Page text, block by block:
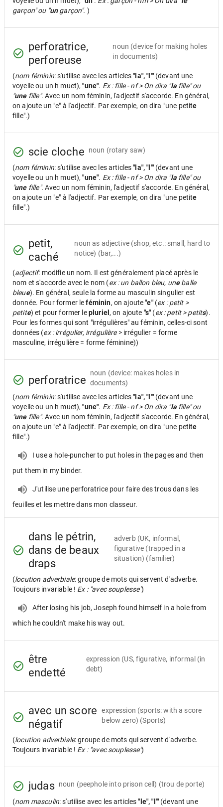
garçon" ou "ungarçon". )
perforatrice,
perforeuse
noun (device for making holes
in documents)
(nom féminin: s'utilise avec les articles"la", "l'" (devant une
voyelle ou un h muet),"une". Ex : fille - nf > On dira "lafille" ou
"unefille". Avec un nom féminin, l'adjectif s'accorde. En général,
on ajoute un "e" à l'adjectif. Par exemple, on dira "une petite
fille".)
scie cloche noun (rotary saw)
(nom féminin: s'utilise avec les articles"la", "l'" (devant une
voyelle ou un h muet),"une". Ex : fille - nf > On dira "lafille" ou
"unefille". Avec un nom féminin, l'adjectif s'accorde. En général,
on ajoute un "e" à l'adjectif. Par exemple, on dira "une petite
fille".)
petit,
caché
noun as adjective (shop, etc.: small, hard to
notice) (bar,...)
(adjectif: modifie un nom. Il est généralement placé après le
nom et s'accorde avec le nom (ex : un ballon bleu, uneballe
bleue). En général, seule la forme au masculin singulier est
donnée. Pour former leféminin, on ajoute"e"(ex : petit >
petite) et pour former lepluriel , on ajoute "s" (ex : petit > petits).
Pour les formes qui sont "irrégulières" au féminin, celles-ci sont
données (ex : irrégulier, irrégulière> irrégulier = forme
masculine, irrégulière = forme féminine))
perforatrice
noun (device: makes holes in
documents)
(nom féminin: s'utilise avec les articles"la", "l'" (devant une
voyelle ou un h muet),"une". Ex : fille - nf > On dira "lafille" ou
"unefille". Avec un nom féminin, l'adjectif s'accorde. En général,
on ajoute un "e" à l'adjectif. Par exemple, on dira "une petite
fille".)
I use a hole-puncher to put holes in the pages and then
put them in my binder.
J'utilise une perforatrice pour faire des trous dans les
feuilles et les mettre dans mon classeur.
dans le pétrin,
dans de beaux
draps
adverb (UK, informal,
figurative (trapped in a
situation) (familier)
(locution adverbiale: groupe de mots qui servent d'adverbe.
Toujours invariable ! Ex : "avec souplesse")
After losing his job, Joseph found himself in a hole from
which he couldn't make his way out.
être
endetté
expression (US, figurative, informal (in
debt)
avec un score
négatif
expression (sports: with a score
below zero) (Sports)
(locution adverbiale: groupe de mots qui servent d'adverbe.
Toujours invariable ! Ex : "avec souplesse")
judas noun (peephole into prison cell) (trou de porte)
(nom masculin: s'utilise avec les articles"le", "l'" (devant une